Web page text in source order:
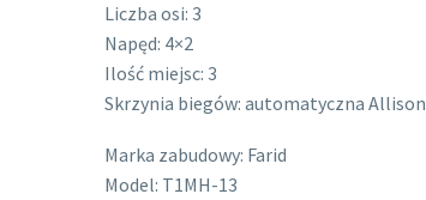
Liczba osi: 3
Napęd: 4×2
Ilość miejsc: 3
Skrzynia biegów: automatyczna Allison
Marka zabudowy: Farid
Model: T1MH-13